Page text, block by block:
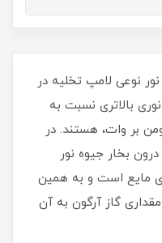
وات شرکت نور نوعی لامپ تخلیه در
بالاتری نسبت به
رشته‌ای، در حدود ۶۵ لومن بر وات، هستند. در
بخار جیوه نور
مایع است و به همین
مقداری گاز آرگون به آن